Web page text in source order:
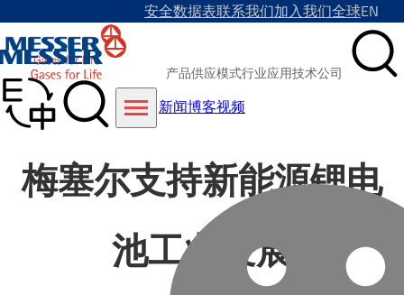
安全数据表联系我们加入我们全球EN
产品供应模式行业应用技术公司
新闻博客视频
梅塞尔支持新能源锂电
池工业发展